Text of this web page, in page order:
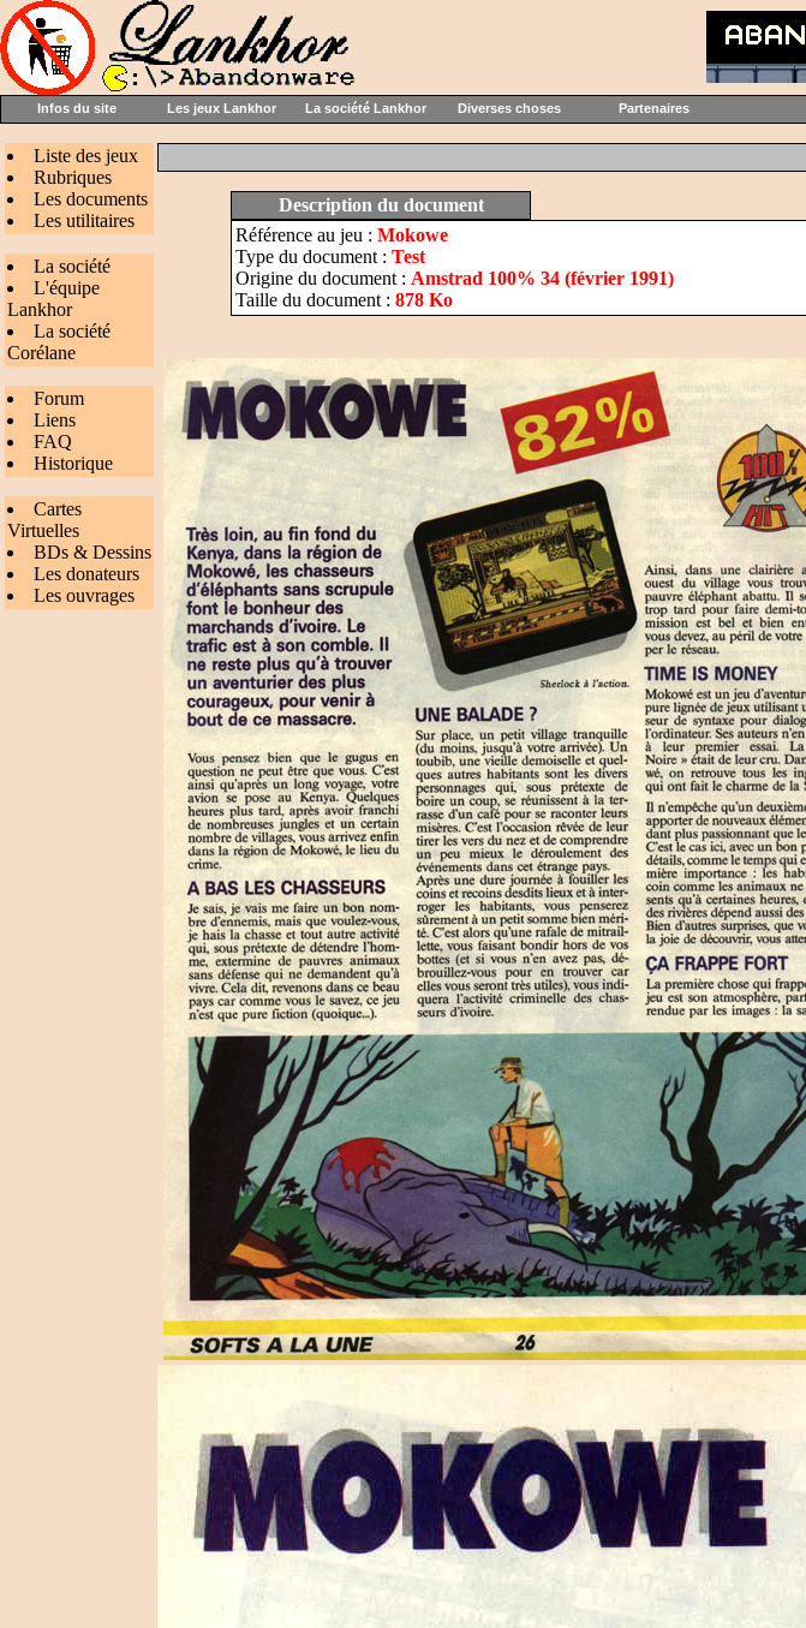
Infos du site Les jeux Lankhor La société Lankhor Diverses choses Partenaires
Liste des jeux
Rubriques
Les documents
Les utilitaires
La société
L'équipe
Lankhor
La société
Corélane
Forum
Liens
FAQ
Historique
Cartes
Virtuelles
BDs & Dessins
Les donateurs
Les ouvrages
Description du document
Référence au jeu : Mokowe
Type du document : Test
Origine du document : Amstrad 100% 34 (février 1991)
Taille du document : 878 Ko